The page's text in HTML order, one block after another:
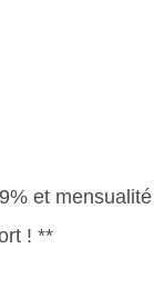
et mensualité
! **